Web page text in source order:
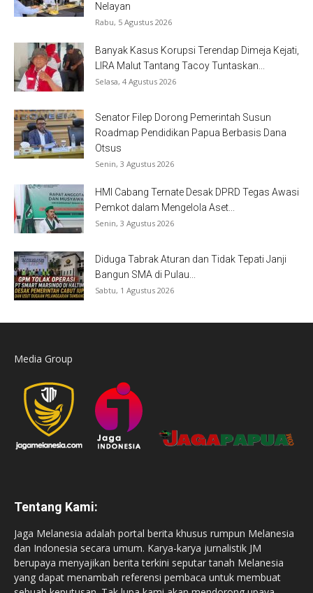
Nelayan
Rabu, 5 Agustus 2026
Banyak Kasus Korupsi Terendap Dimeja Kejati,
LIRA Malut Tantang Tacoy Tuntaskan...
Selasa, 4 Agustus 2026
Senator Filep Dorong Pemerintah Susun
Roadmap Pendidikan Papua Berbasis Dana
Otsus
Senin, 3 Agustus 2026
HMI Cabang Ternate Desak DPRD Tegas Awasi
Pemkot dalam Mengelola Aset...
Senin, 3 Agustus 2026
Diduga Tabrak Aturan dan Tidak Tepati Janji
Bangun SMA di Pulau...
Sabtu, 1 Agustus 2026
Media Group
Tentang Kami:
Jaga Melanesia adalah portal berita khusus rumpun Melanesia
dan Indonesia secara umum. Karya-karya jurnalistik JM
berupaya menyajikan berita terkini seputar tanah Melanesia
yang dapat menambah referensi pembaca untuk membuat